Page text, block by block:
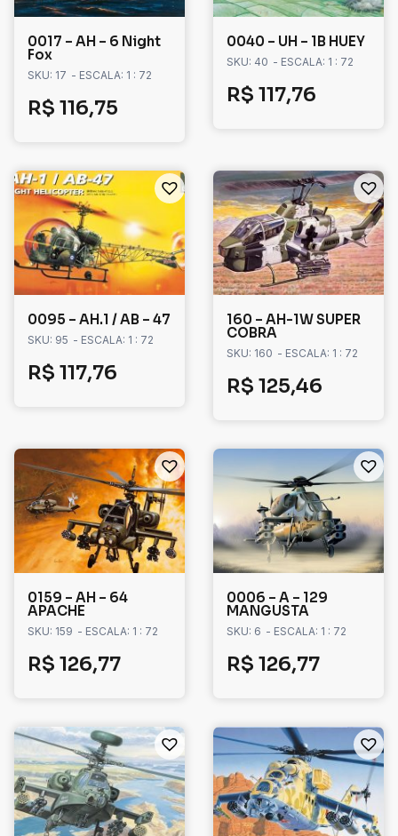
0017 – AH – 6 Night
Fox
SKU: 17 - ESCALA: 1 : 72
R$ 116,75
0040 – UH – 1B HUEY
SKU: 40 - ESCALA: 1 : 72
R$ 117,76
0095 – AH.1 / AB – 47
SKU: 95 - ESCALA: 1 : 72
R$ 117,76
160 – AH-1W SUPER
COBRA
SKU: 160 - ESCALA: 1 : 72
R$ 125,46
0159 – AH – 64
APACHE
SKU: 159 - ESCALA: 1 : 72
R$ 126,77
0006 – A – 129
MANGUSTA
SKU: 6 - ESCALA: 1 : 72
R$ 126,77